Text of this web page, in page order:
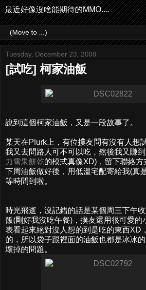
最近好像沒啥能期待的MMO....
Tuesday, December 23, 2008
[試吃] 柯家油飯
說到這個柯家油飯，又是一段故事了。
某天在Plurk上，有位撲友問有沒有人想
我又去問路人可不可以吃，然後我又賺
力雪果餅乾的模式真像XD)，留下聯絡
下周油飯做好後，用低溫宅配寄給我(真
等時間到啦。
時光飛逝，沒記錯的話是某個周三下午
飯(剛好我沒吃午餐)，撲友還用很可愛的
表看起來絕對沒人想的到是吃的東西XD
的，所以袋子跟裡面的油飯也都是冰冰
壞掉的問題。